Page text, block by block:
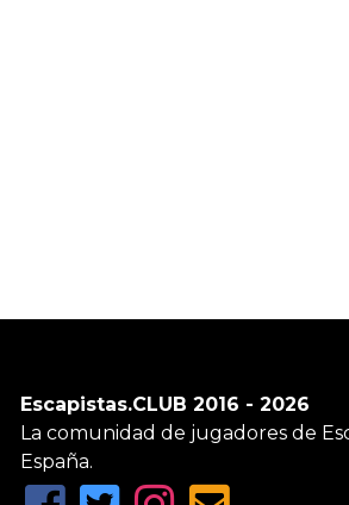
Escapistas.CLUB 2016 - 2026
La comunidad de jugadores de
España.